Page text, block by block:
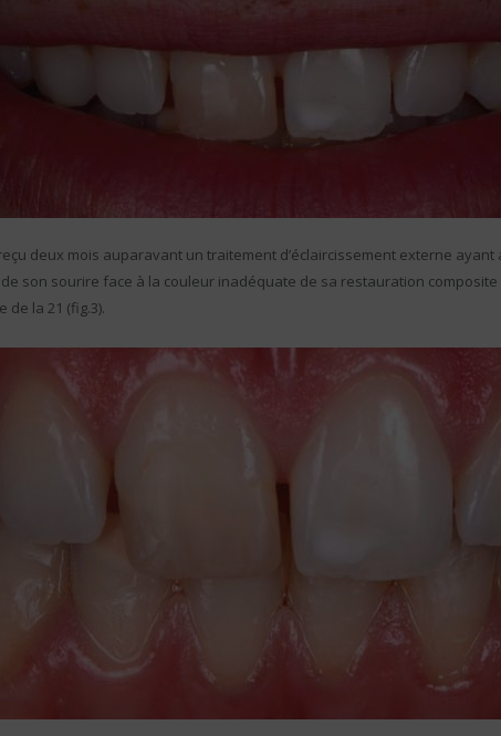
deux mois auparavant un traitement d’éclaircissement externe ayant
de son sourire face à la couleur inadéquate de sa restauration
de la 21 (fig.3).